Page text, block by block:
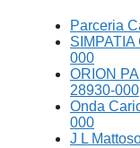
Parceria
000
ORION
28930-000
Onda
000
J L